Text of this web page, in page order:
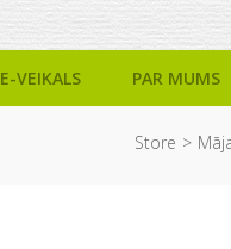
E-VEIKALS PAR MUMS
Store